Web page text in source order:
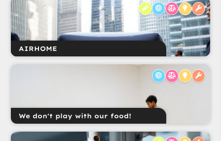
AIRHOME
We don't play with our food!